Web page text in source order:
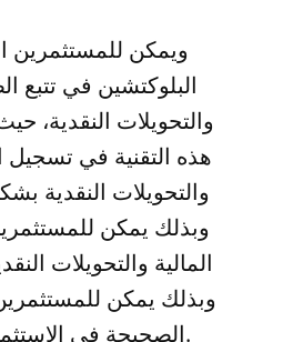
ويمكن للمستثمرين
البلوكتشين في تتبع
والتحويلات النقدية،
هذه التقنية في تسجيل
والتحويلات النقدية
وبذلك يمكن
المالية والتحويلات
وبذلك يمكن
الصحيحة في الاستثمار في الأسهم.